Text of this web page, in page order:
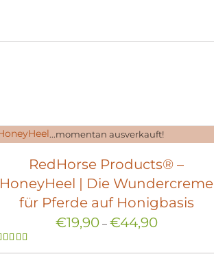
...momentan ausverkauft!
RedHorse Products® –
HoneyHeel | Die Wundercreme
für Pferde auf Honigbasis
€19,90– €44,90